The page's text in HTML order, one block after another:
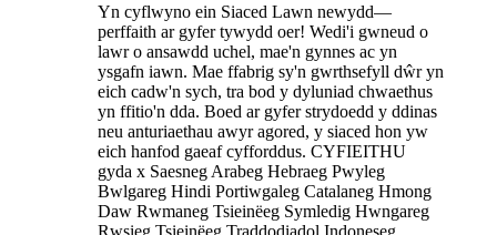
Yn cyflwyno ein Siaced Lawn newydd—
perffaith ar gyfer tywydd oer! Wedi'i gwneud o
lawr o ansawdd uchel, mae'n gynnes ac yn
ysgafn iawn. Mae ffabrig sy'n gwrthsefyll dŵr yn
eich cadw'n sych, tra bod y dyluniad chwaethus
yn ffitio'n dda. Boed ar gyfer strydoedd y ddinas
neu anturiaethau awyr agored, y siaced hon yw
eich hanfod gaeaf cyfforddus. CYFIEITHU
gyda x Saesneg Arabeg Hebraeg Pwyleg
Bwlgareg Hindi Portiwgaleg Catalaneg Hmong
Daw Rwmaneg Tsieinëeg Symledig Hwngareg
Rwsieg Tsieinëeg Traddodiadol Indoneseg